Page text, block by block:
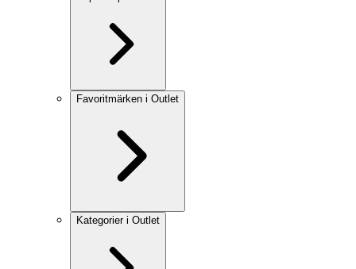
Favoritmärken i Outlet
Kategorier i Outlet